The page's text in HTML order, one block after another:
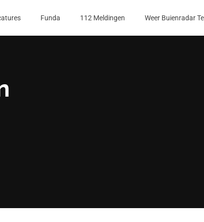
Funda 112 Meldingen Weer Buienradar